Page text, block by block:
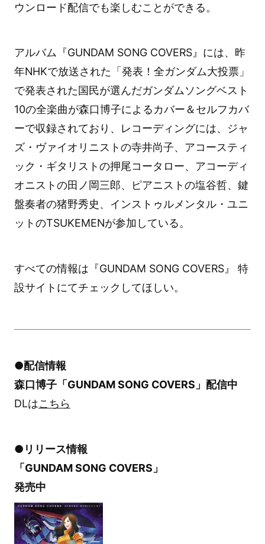
ウンロード配信でも楽しむことができる。
アルバム『GUNDAM SONG COVERS』には、昨
年NHKで放送された「発表！全ガンダム大投票」
で発表された国民が選んだガンダムソングベスト
10の全楽曲が森口博子によるカバー＆セルフカバ
ーで収録されており、レコーディングには、ジャ
ズ・ヴァイオリニストの寺井尚子、アコースティ
ック・ギタリストの押尾コータロー、アコーディ
オニストの田ノ岡三郎、ピアニストの塩谷哲、鍵
盤奏者の猪野秀史、インストゥルメンタル・ユニ
ットのTSUKEMENが参加している。
すべての情報は『GUNDAM SONG COVERS』 特
設サイトにてチェックしてほしい。
●配信情報
森口博子「GUNDAM SONG COVERS」配信中
DLはこちら
●リリース情報
「GUNDAM SONG COVERS」
発売中